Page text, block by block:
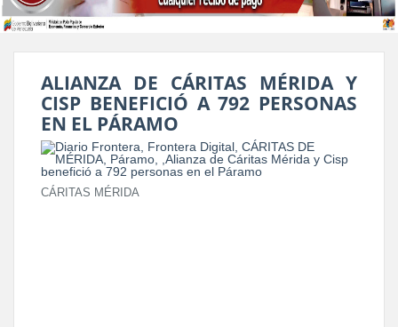
ALIANZA DE CÁRITAS MÉRIDA Y
CISP BENEFICIÓ A 792 PERSONAS
EN EL PÁRAMO
CÁRITAS MÉRIDA